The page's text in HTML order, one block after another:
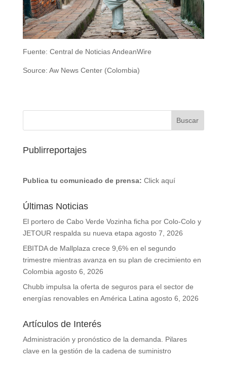
Fuente: Central de Noticias AndeanWire
Source: Aw News Center (Colombia)
Publirreportajes
Publica tu comunicado de prensa: Click aquí
Últimas Noticias
El portero de Cabo Verde Vozinha ficha por Colo-Colo y
JETOUR respalda su nueva etapa agosto 7, 2026
EBITDA de Mallplaza crece 9,6% en el segundo
trimestre mientras avanza en su plan de crecimiento en
Colombia agosto 6, 2026
Chubb impulsa la oferta de seguros para el sector de
energías renovables en América Latina agosto 6, 2026
Artículos de Interés
Administración y pronóstico de la demanda. Pilares
clave en la gestión de la cadena de suministro